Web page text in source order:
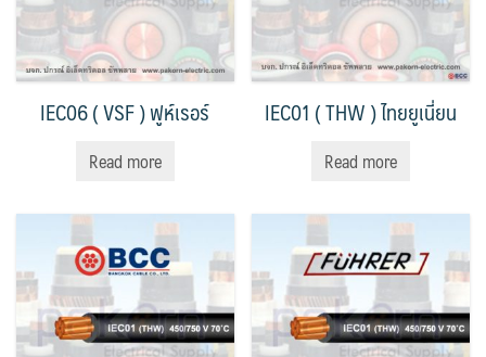
IEC06 ( VSF ) ฟูห์เรอร์
Read more
IEC01 ( THW ) ไทยยูเนี่ยน
Read more